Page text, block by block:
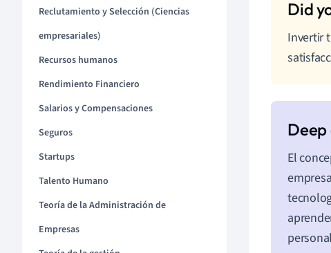
Reclutamiento y Selección (Ciencias
empresariales)
Recursos humanos
Rendimiento Financiero
Salarios y Compensaciones
Seguros
Startups
Talento Humano
Teoría de la Administración de
Empresas
Invertir
El